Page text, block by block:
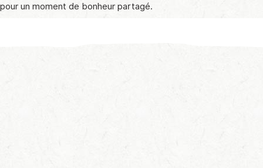
pour un moment de bonheur partagé.